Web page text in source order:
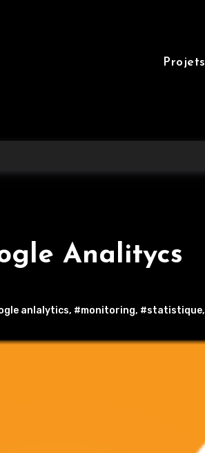
Projets
Analitycs
anlalytics, #monitoring, #statistique,